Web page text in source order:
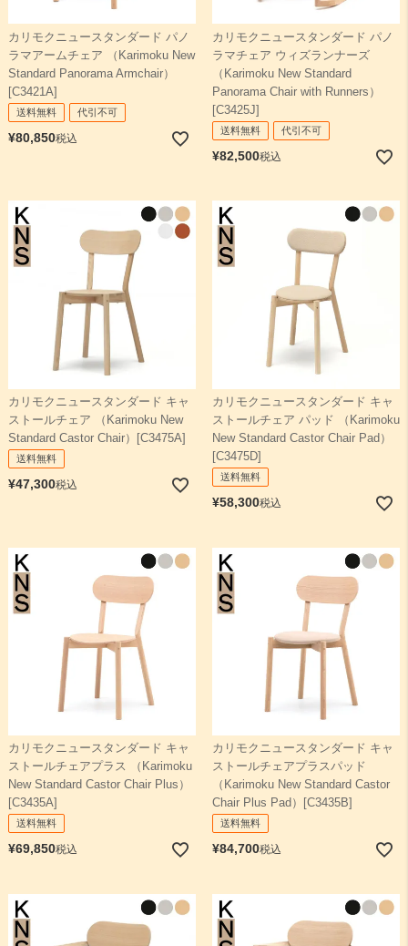
カリモクニュースタンダード パノ
ラマアームチェア （Karimoku New
Standard Panorama Armchair）
[C3421A]
送料無料 代引不可
¥80,850税込
カリモクニュースタンダード パノ
ラマチェア ウィズランナーズ
（Karimoku New Standard
Panorama Chair with Runners）
[C3425J]
送料無料 代引不可
¥82,500税込
カリモクニュースタンダード キャ
ストールチェア （Karimoku New
Standard Castor Chair）[C3475A]
送料無料
¥47,300税込
カリモクニュースタンダード キャ
ストールチェア パッド （Karimoku
New Standard Castor Chair Pad）
[C3475D]
送料無料
¥58,300税込
カリモクニュースタンダード キャ
ストールチェアプラス （Karimoku
New Standard Castor Chair Plus）
[C3435A]
送料無料
¥69,850税込
カリモクニュースタンダード キャ
ストールチェアプラスパッド
（Karimoku New Standard Castor
Chair Plus Pad）[C3435B]
送料無料
¥84,700税込